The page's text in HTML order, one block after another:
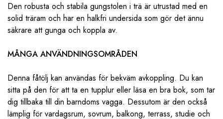
Den robusta och stabila gungstolen i trä är utrustad med en
solid träram och har en halkfri undersida som gör det ännu
säkrare att gunga och koppla av.
MÅNGA ANVÄNDNINGSOMRÅDEN
Denna fåtölj kan användas för bekväm avkoppling. Du kan
sitta på den för att ta en tupplur eller läsa en bra bok, som tar
dig tillbaka till din barndoms vagga. Dessutom är den också
lämplig för vardagsrum, sovrum, balkong, terrass, studie och